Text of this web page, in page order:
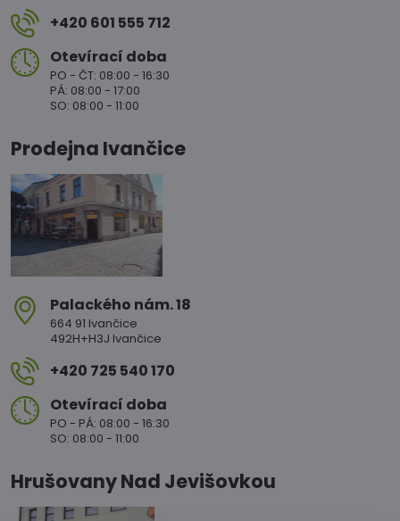
+420 601 555 712
Otevírací doba
PO - ČT: 08:00 - 16:30
PÁ: 08:00 - 17:00
SO: 08:00 - 11:00
Prodejna Ivančice
Palackého nám​. 18
664 91 Ivančice
492H+H3J Ivančice
+420 725 540 170
Otevírací doba
PO - PÁ: 08:00 - 16:30
SO: 08:00 - 11:00
Hrušovany Nad Jevišovkou